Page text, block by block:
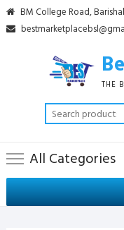
Skip
to
BM College Road, Barishal
THE
All Categories